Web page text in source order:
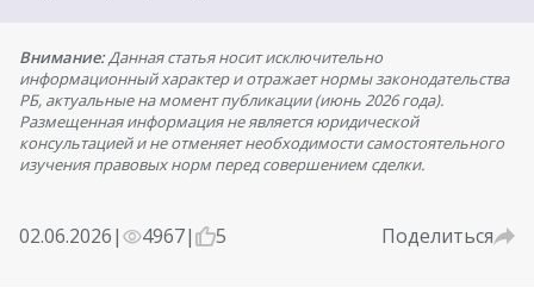
Внимание:Данная статья носит исключительно
информационный характер и отражает нормы законодательства
РБ, актуальные на момент публикации (июнь 2026 года).
Размещенная информация не является юридической
консультацией и не отменяет необходимости самостоятельного
изучения правовых норм перед совершением сделки.
02.06.2026| 4967| 5 Поделиться